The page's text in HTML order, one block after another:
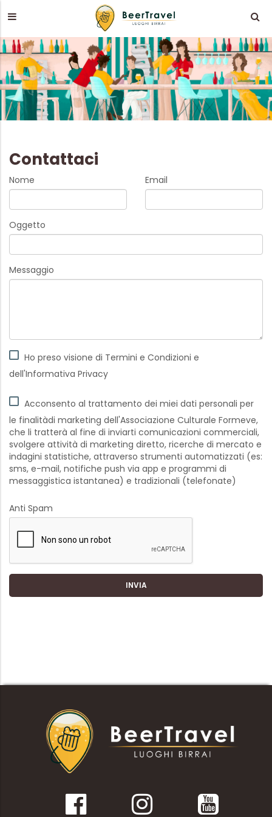
Contattaci
Nome Email
Oggetto
Messaggio
Ho preso visione di Termini e Condizioni e
dell'Informativa Privacy
Acconsento al trattamento dei miei dati personali per
le finalitàdi marketing dell'Associazione Culturale Formeve,
che li tratterà al fine di inviarti comunicazioni commerciali,
svolgere attività di marketing diretto, ricerche di mercato e
indagini statistiche, attraverso strumenti automatizzati (es:
sms, e-mail, notifiche push via app e programmi di
messaggistica istantanea) e tradizionali (telefonate)
Anti Spam
INVIA